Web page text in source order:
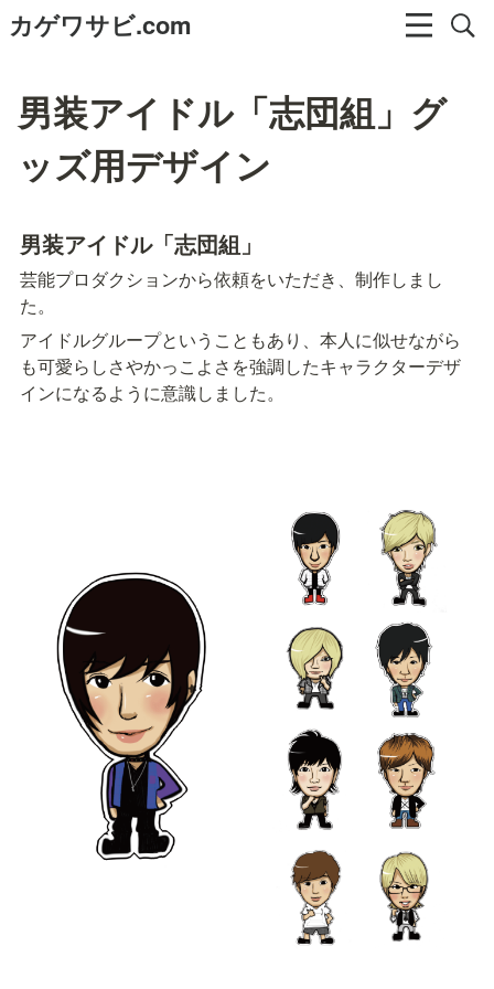
カゲワサビ.com
男装アイドル「志団組」グ
ッズ用デザイン
男装アイドル「志団組」
芸能プロダクションから依頼をいただき、制作しまし
た。
アイドルグループということもあり、本人に似せながら
も可愛らしさやかっこよさを強調したキャラクターデザ
インになるように意識しました。